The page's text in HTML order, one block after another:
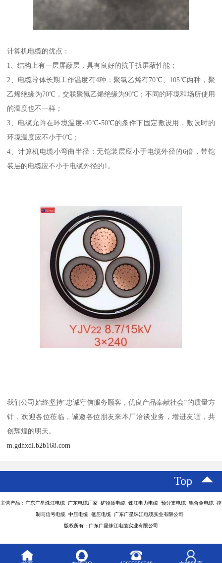
计算机电缆的优点：
1、结构上有一层屏蔽层，具有良好的抗干扰屏蔽性能；
2、电缆导体长期工作温度有4种：聚氯乙烯有70℃、105℃两种，聚
乙烯绝缘为70℃，交联聚氯乙烯绝缘为90℃；不同的环境和场所使用
的温度也不一样；
3、电缆允许在环境温度-40℃-50℃的条件下固定敷设用，敷设时的
环境温度应不小于0℃；
4、计算机电缆小弯曲半径：无铠装层应小于电缆外径的6倍，带铠
装层的电缆应不小于电缆外径的1。
我们公司始终坚持“忠诚守信服务顾客，优良产品奉献社会”的质量方
针，欢迎各位莅临，诚邀各位朋友来本厂洽谈业务，增进友谊，共
创辉煌的明天。
m.gdhxdl.b2b168.com
Top
主营产品：广东广星珠江电缆 广东电缆厂家 矿物质电缆 铢江电力电缆 预分支电缆 铝合金电缆 控
制与信号电缆 中压电缆 低压电缆 广东广星珠江电缆实业有限公司
版权所有：广东广星铢江电缆实业有限公司